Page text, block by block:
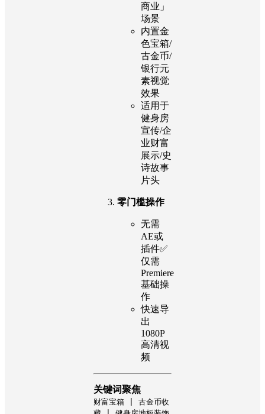
商业」
场景
内置金
色宝箱/
古金币/
银行元
素视觉
效果
适用于
健身房
宣传/企
业财富
展示/史
诗故事
片头
零门槛操作
无需
AE或
插件✅
仅需
Premiere
基础操
作
快速导
出
1080P
高清视
频
关键词聚焦
财富宝箱 | 古金币收